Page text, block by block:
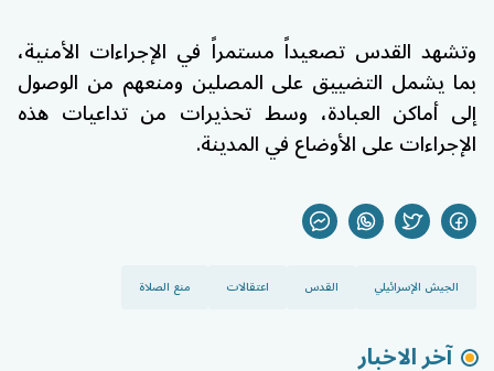
وتشهد القدس تصعيداً مستمراً في الإجراءات الأمنية،
بما يشمل التضييق على المصلين ومنعهم من الوصول
إلى أماكن العبادة، وسط تحذيرات من تداعيات هذه
الإجراءات على الأوضاع في المدينة.
الجيش الإسرائيلي القدس اعتقالات منع الصلاة
آخر الاخبار